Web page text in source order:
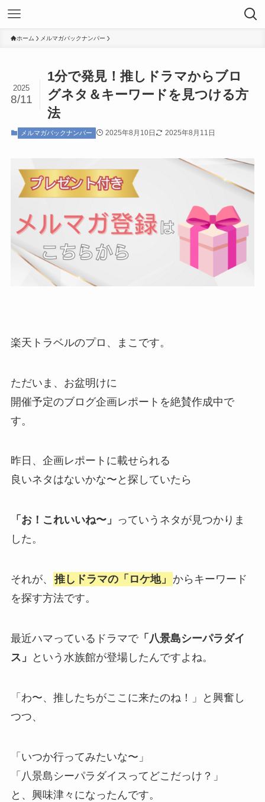
ホーム メルマガバックナンバー
1分で発見！推しドラマからブロ
グネタ＆キーワードを見つける方
法
2025
8/11
メルマガバックナンバー 2025年8月10日 2025年8月11日
楽天トラベルのプロ、まこです。
ただいま、お盆明けに
開催予定のブログ企画レポートを絶賛作成中で
す。
昨日、企画レポートに載せられる
良いネタはないかな〜と探していたら
「お！これいいね〜」 っていうネタが見つかりま
した。
それが、 推しドラマの「ロケ地」
からキーワード
を探す方法です。
最近ハマっているドラマで「八景島シーパラダイ
ス」
という水族館が登場したんですよね。
「わ〜、推したちがここに来たのね！」と興奮し
つつ、
「いつか行ってみたいな〜」
「八景島シーパラダイスってどこだっけ？」
と、興味津々になったんです。